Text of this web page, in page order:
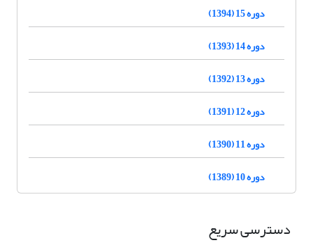
دوره 15 (1394)
دوره 14 (1393)
دوره 13 (1392)
دوره 12 (1391)
دوره 11 (1390)
دوره 10 (1389)
دسترسی سریع